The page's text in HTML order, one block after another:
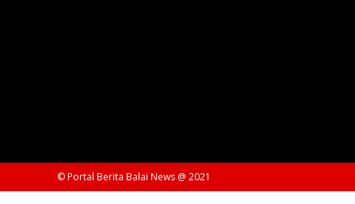
© Portal Berita Balai News @ 2021